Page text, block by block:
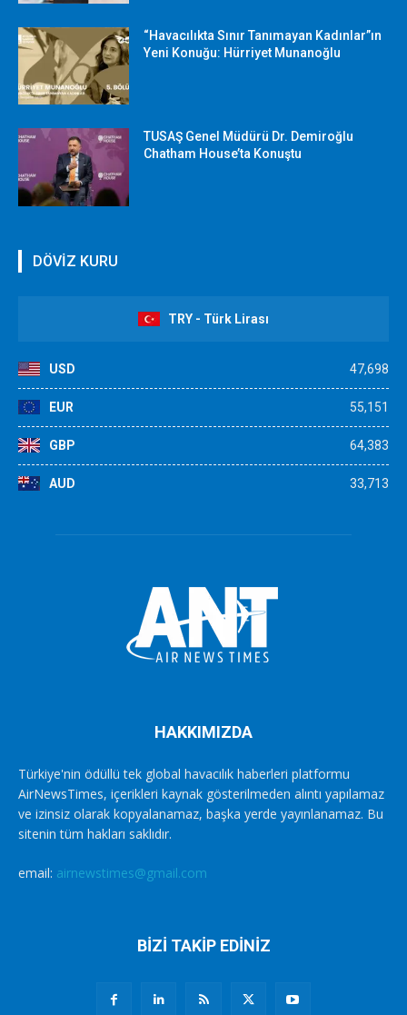
“Havacılıkta Sınır Tanımayan Kadınlar”ın
Yeni Konuğu: Hürriyet Munanoğlu
TUSAŞ Genel Müdürü Dr. Demiroğlu
Chatham House’ta Konuştu
DÖVİZ KURU
TRY - Türk Lirası
USD 47,698
EUR 55,151
GBP 64,383
AUD 33,713
HAKKIMIZDA
Türkiye'nin ödüllü tek global havacılık haberleri platformu
AirNewsTimes, içerikleri kaynak gösterilmeden alıntı yapılamaz
ve izinsiz olarak kopyalanamaz, başka yerde yayınlanamaz. Bu
sitenin tüm hakları saklıdır.
email: airnewstimes@gmail.com
BİZİ TAKİP EDİNİZ